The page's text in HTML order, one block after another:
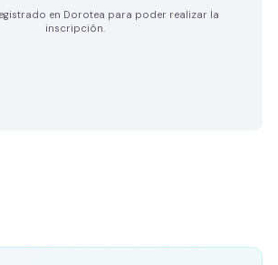
en Dorotea para poder realizar la
inscripción.